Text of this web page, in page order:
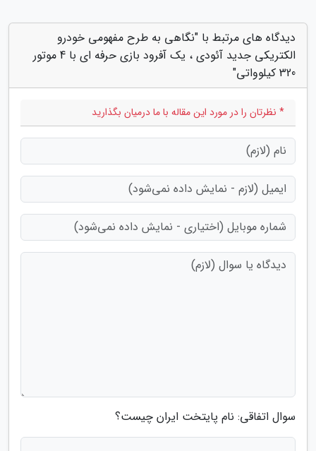
دیدگاه های مرتبط با "نگاهی به طرح مفهومی خودرو
الکتریکی جدید آئودی ، یک آفرود بازی حرفه ای با 4 موتور
320 کیلوواتی"
* نظرتان را در مورد این مقاله با ما درمیان بگذارید
سوال اتفاقی: نام پایتخت ایران چیست؟